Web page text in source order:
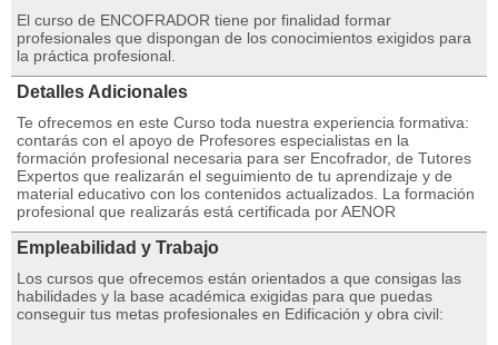
El curso de ENCOFRADOR tiene por finalidad formar
profesionales que dispongan de los conocimientos exigidos para
la práctica profesional.
Detalles Adicionales
Te ofrecemos en este Curso toda nuestra experiencia formativa:
contarás con el apoyo de Profesores especialistas en la
formación profesional necesaria para ser Encofrador, de Tutores
Expertos que realizarán el seguimiento de tu aprendizaje y de
material educativo con los contenidos actualizados. La formación
profesional que realizarás está certificada por AENOR
Empleabilidad y Trabajo
Los cursos que ofrecemos están orientados a que consigas las
habilidades y la base académica exigidas para que puedas
conseguir tus metas profesionales en Edificación y obra civil: